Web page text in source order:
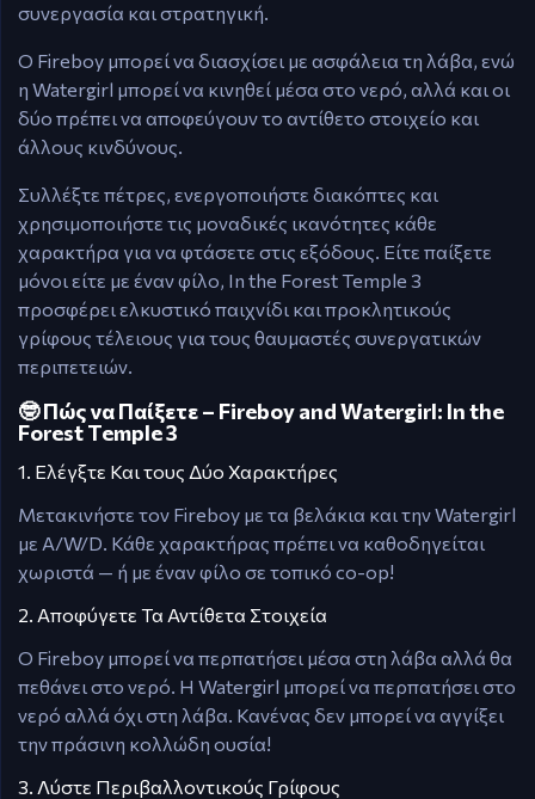
συνεργασία και στρατηγική.
Ο Fireboy μπορεί να διασχίσει με ασφάλεια τη λάβα, ενώ
η Watergirl μπορεί να κινηθεί μέσα στο νερό, αλλά και οι
δύο πρέπει να αποφεύγουν το αντίθετο στοιχείο και
άλλους κινδύνους.
Συλλέξτε πέτρες, ενεργοποιήστε διακόπτες και
χρησιμοποιήστε τις μοναδικές ικανότητες κάθε
χαρακτήρα για να φτάσετε στις εξόδους. Είτε παίξετε
μόνοι είτε με έναν φίλο, In the Forest Temple 3
προσφέρει ελκυστικό παιχνίδι και προκλητικούς
γρίφους τέλειους για τους θαυμαστές συνεργατικών
περιπετειών.
🤓 Πώς να Παίξετε – Fireboy and Watergirl: In the
Forest Temple 3
1. Ελέγξτε Και τους Δύο Χαρακτήρες
Μετακινήστε τον Fireboy με τα βελάκια και την Watergirl
με A/W/D. Κάθε χαρακτήρας πρέπει να καθοδηγείται
χωριστά — ή με έναν φίλο σε τοπικό co-op!
2. Αποφύγετε Τα Αντίθετα Στοιχεία
Ο Fireboy μπορεί να περπατήσει μέσα στη λάβα αλλά θα
πεθάνει στο νερό. Η Watergirl μπορεί να περπατήσει στο
νερό αλλά όχι στη λάβα. Κανένας δεν μπορεί να αγγίξει
την πράσινη κολλώδη ουσία!
3. Λύστε Περιβαλλοντικούς Γρίφους